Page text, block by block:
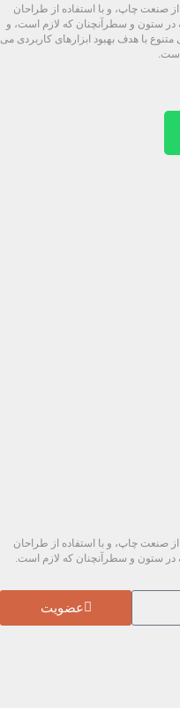
صنعت چاپ، و با استفاده از طراحان
در ستون و سطرآنچنان که لازم است، و
با هدف بهبود ابزارهای کاربردی می
صنعت چاپ، و با استفاده از طراحان
در ستون و سطرآنچنان که لازم است.
عضویت